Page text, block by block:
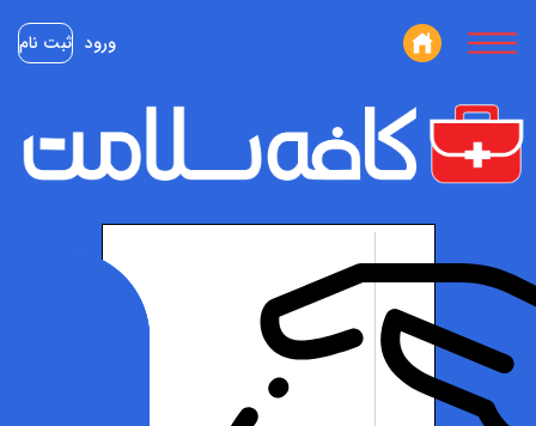
ورود ثبت نام